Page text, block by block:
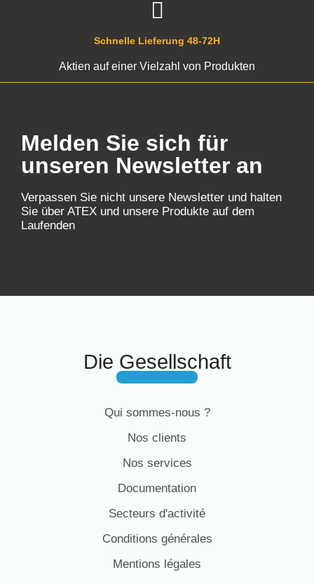
Schnelle Lieferung 48-72H
Aktien auf einer Vielzahl von Produkten
Melden Sie sich für
unseren Newsletter an
Verpassen Sie nicht unsere Newsletter und halten
Sie über ATEX und unsere Produkte auf dem
Laufenden
Die Gesellschaft
Qui sommes-nous ?
Nos clients
Nos services
Documentation
Secteurs d'activité
Conditions générales
Mentions légales